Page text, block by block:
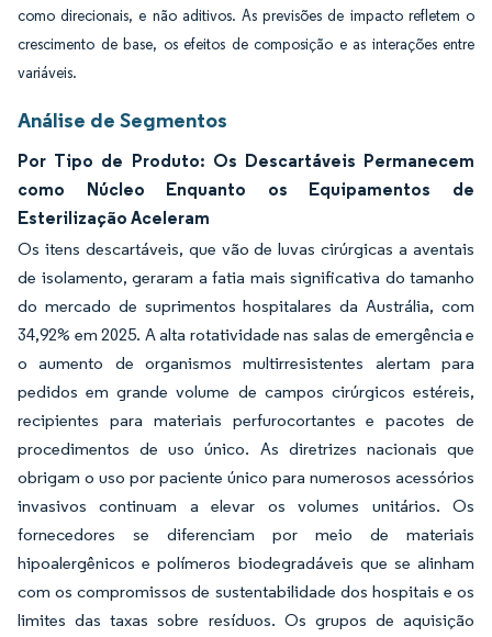
como direcionais, e não aditivos. As previsões de impacto refletem o
crescimento de base, os efeitos de composição e as interações entre
variáveis.
Análise de Segmentos
Por Tipo de Produto: Os Descartáveis Permanecem
como Núcleo Enquanto os Equipamentos de
Esterilização Aceleram
Os itens descartáveis, que vão de luvas cirúrgicas a aventais
de isolamento, geraram a fatia mais significativa do tamanho
do mercado de suprimentos hospitalares da Austrália, com
34,92% em 2025. A alta rotatividade nas salas de emergência e
o aumento de organismos multirresistentes alertam para
pedidos em grande volume de campos cirúrgicos estéreis,
recipientes para materiais perfurocortantes e pacotes de
procedimentos de uso único. As diretrizes nacionais que
obrigam o uso por paciente único para numerosos acessórios
invasivos continuam a elevar os volumes unitários. Os
fornecedores se diferenciam por meio de materiais
hipoalergênicos e polímeros biodegradáveis que se alinham
com os compromissos de sustentabilidade dos hospitais e os
limites das taxas sobre resíduos. Os grupos de aquisição